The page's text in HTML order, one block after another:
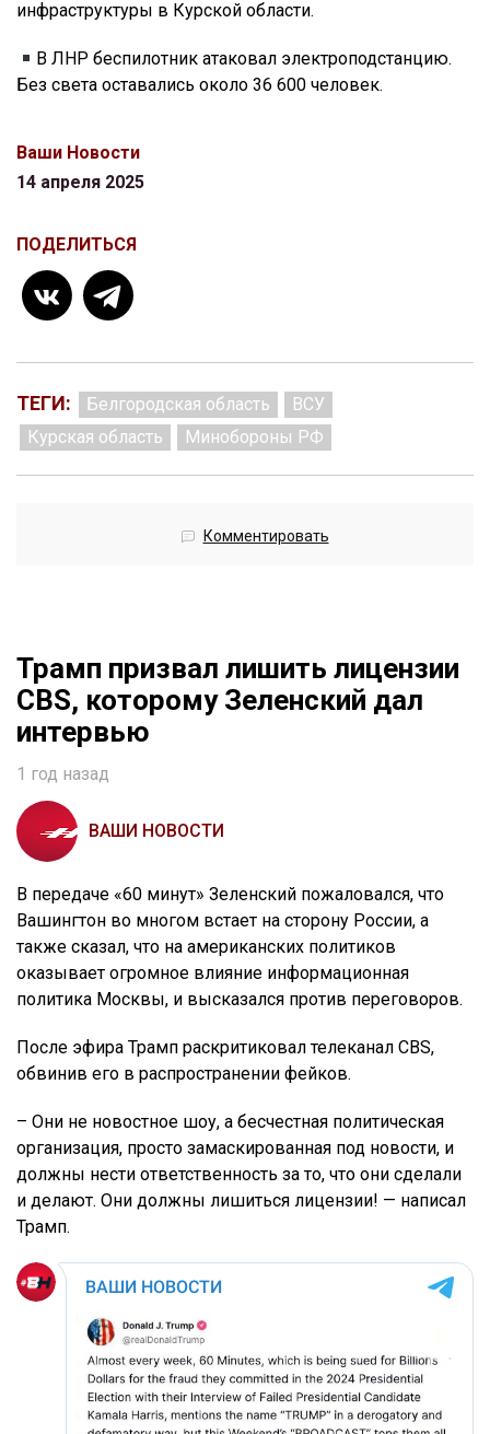
инфраструктуры в Курской области.
В ЛНР беспилотник атаковал электроподстанцию.
Без света оставались около 36 600 человек.
Ваши Новости
14 апреля 2025
ПОДЕЛИТЬСЯ
ТЕГИ: Белгородская область
ВСУ
Курская область
Минобороны РФ
Комментировать
Трамп призвал лишить лицензии
CBS, которому Зеленский дал
интервью
1 год назад
ВАШИ НОВОСТИ
В передаче «60 минут» Зеленский пожаловался, что
Вашингтон во многом встает на сторону России, а
также сказал, что на американских политиков
оказывает огромное влияние информационная
политика Москвы, и высказался против переговоров.
После эфира Трамп раскритиковал телеканал CBS,
обвинив его в распространении фейков.
– Они не новостное шоу, а бесчестная политическая
организация, просто замаскированная под новости, и
должны нести ответственность за то, что они сделали
и делают. Они должны лишиться лицензии! — написал
Трамп.